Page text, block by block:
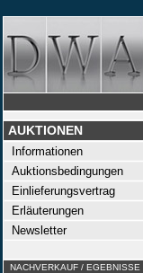
AUKTIONEN
Informationen
Auktionsbedingungen
Einlieferungsvertrag
Erläuterungen
Newsletter
NACHVERKAUF / EGEBNISSE